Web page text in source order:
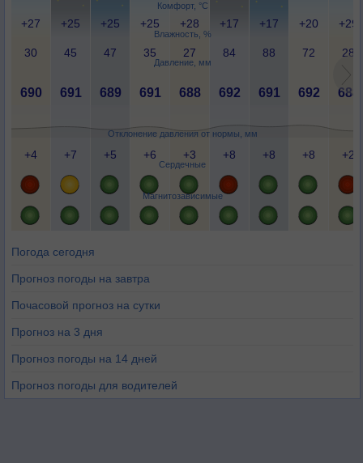
Комфорт, °C
Влажность, %
Давление, мм
Отклонение давления от нормы, мм
Сердечные
Магнитозависимые
+27 +25 +25 +25 +28 +17 +17 +20 +29
30 45 47 35 27 84 88 72 28
690 691 689 691 688 692 691 692 688
+4 +7 +5 +6 +3 +8 +8 +8 +2
Погода сегодня
Прогноз погоды на завтра
Почасовой прогноз на сутки
Прогноз на 3 дня
Прогноз погоды на 14 дней
Прогноз погоды для водителей